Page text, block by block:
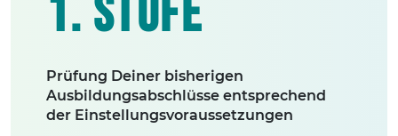
1. Stufe
Prüfung Deiner bisherigen
Ausbildungsabschlüsse entsprechend
der Einstellungsvoraussetzungen